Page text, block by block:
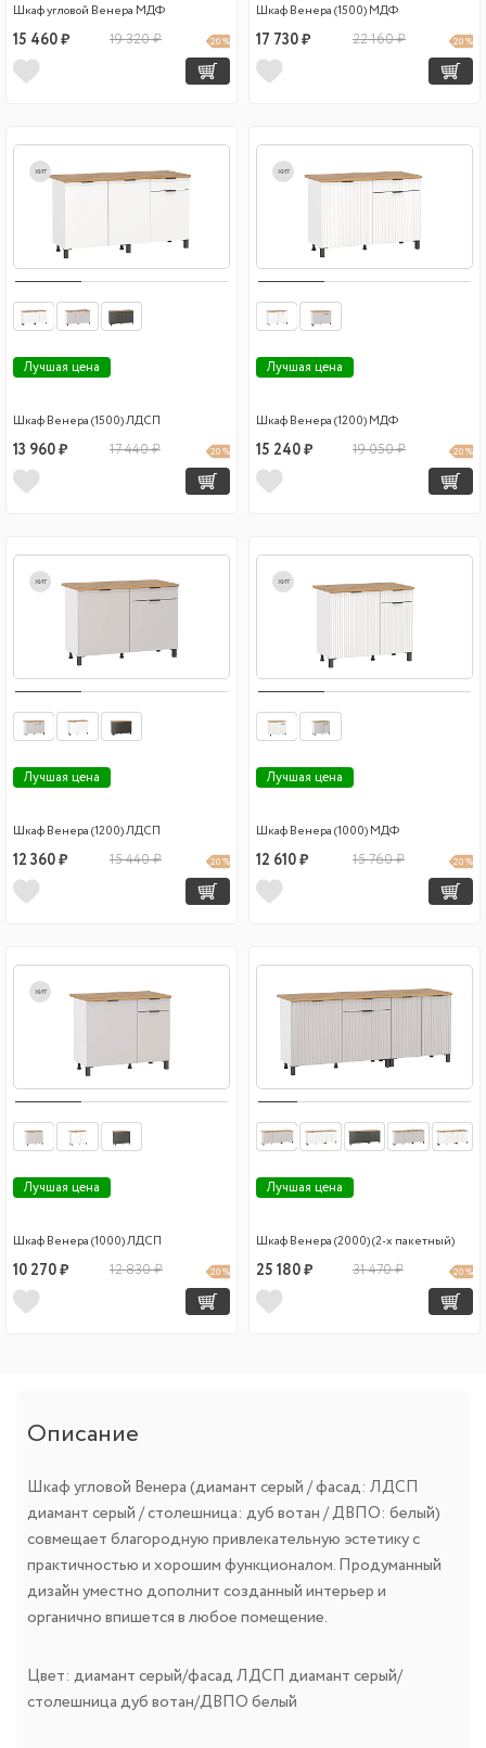
Шкаф угловой Венера МДФ
15 460 ₽ 19 320 ₽ 20 %
Шкаф Венера (1500) МДФ
17 730 ₽ 22 160 ₽ 20 %
хит
Лучшая цена
Шкаф Венера (1500) ЛДСП
13 960 ₽ 17 440 ₽ 20 %
хит
Лучшая цена
Шкаф Венера (1200) МДФ
15 240 ₽ 19 050 ₽ 20 %
хит
Лучшая цена
Шкаф Венера (1200) ЛДСП
12 360 ₽ 15 440 ₽ 20 %
хит
Лучшая цена
Шкаф Венера (1000) МДФ
12 610 ₽ 15 760 ₽ 20 %
хит
Лучшая цена
Шкаф Венера (1000) ЛДСП
10 270 ₽ 12 830 ₽ 20 %
Лучшая цена
Шкаф Венера (2000) (2-х пакетный)
25 180 ₽ 31 470 ₽ 20 %
Описание
Шкаф угловой Венера (диамант серый / фасад: ЛДСП
диамант серый / столешница: дуб вотан / ДВПО: белый)
совмещает благородную привлекательную эстетику с
практичностью и хорошим функционалом. Продуманный
дизайн уместно дополнит созданный интерьер и
органично впишется в любое помещение.
Цвет: диамант серый/фасад ЛДСП диамант серый/
столешница дуб вотан/ДВПО белый